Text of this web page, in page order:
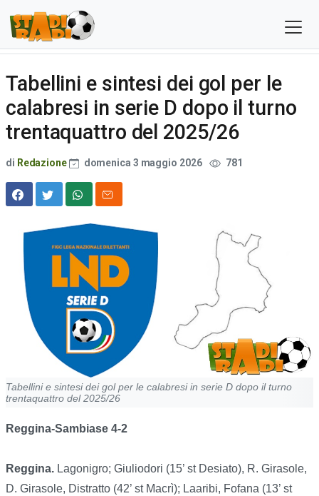
Tabellini e sintesi dei gol per le
calabresi in serie D dopo il turno
trentaquattro del 2025/26
di Redazione domenica 3 maggio 2026 781
Tabellini e sintesi dei gol per le calabresi in serie D dopo il turno
trentaquattro del 2025/26
Reggina-Sambiase 4-2
Reggina. Lagonigro; Giuliodori (15’ st Desiato), R. Girasole,
D. Girasole, Distratto (42’ st Macrì); Laaribi, Fofana (13’ st